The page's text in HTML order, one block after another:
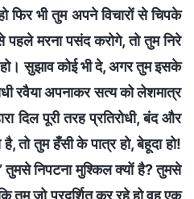
फिर भी तुम अपने विचारों से चिपके
पहले मरना पसंद करोगे, तो तुम निरे
सुझाव कोई भी दे, अगर तुम इसके
रवैया अपनाकर सत्य को लेशमात्र
दिल पूरी तरह प्रतिरोधी, बंद और
तो तुम हँसी के पात्र हो, बेहूदा हो!
निपटना मुश्किल क्यों है? तुमसे
तुम जो प्रदर्शित कर रहे हो वह एक